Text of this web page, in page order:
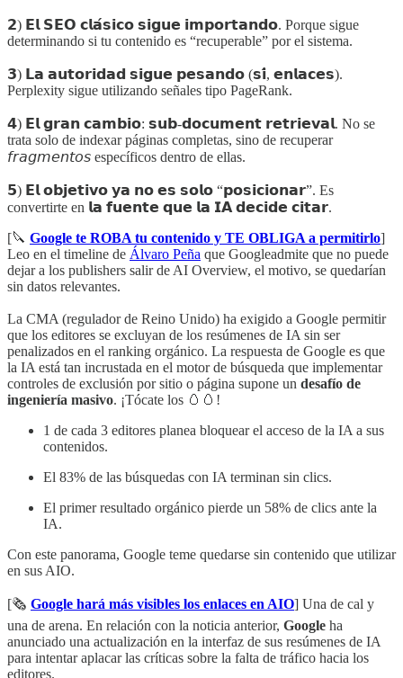
𝟮) 𝗘𝗹 𝗦𝗘𝗢 𝗰𝗹𝗮́𝘀𝗶𝗰𝗼 𝘀𝗶𝗴𝘂𝗲 𝗶𝗺𝗽𝗼𝗿𝘁𝗮𝗻𝗱𝗼. Porque sigue
determinando si tu contenido es “recuperable” por el sistema.
𝟯) 𝗟𝗮 𝗮𝘂𝘁𝗼𝗿𝗶𝗱𝗮𝗱 𝘀𝗶𝗴𝘂𝗲 𝗽𝗲𝘀𝗮𝗻𝗱𝗼 (𝘀𝗶́, 𝗲𝗻𝗹𝗮𝗰𝗲𝘀).
Perplexity sigue utilizando señales tipo PageRank.
𝟰) 𝗘𝗹 𝗴𝗿𝗮𝗻 𝗰𝗮𝗺𝗯𝗶𝗼: 𝘀𝘂𝗯-𝗱𝗼𝗰𝘂𝗺𝗲𝗻𝘁 𝗿𝗲𝘁𝗿𝗶𝗲𝘃𝗮𝗹. No se
trata solo de indexar páginas completas, sino de recuperar
𝘧𝘳𝘢𝘨𝘮𝘦𝘯𝘵𝘰𝘴 específicos dentro de ellas.
𝟱) 𝗘𝗹 𝗼𝗯𝗷𝗲𝘁𝗶𝘃𝗼 𝘆𝗮 𝗻𝗼 𝗲𝘀 𝘀𝗼𝗹𝗼 “𝗽𝗼𝘀𝗶𝗰𝗶𝗼𝗻𝗮𝗿”. Es
convertirte en 𝗹𝗮 𝗳𝘂𝗲𝗻𝘁𝗲 𝗾𝘂𝗲 𝗹𝗮 𝗜𝗔 𝗱𝗲𝗰𝗶𝗱𝗲 𝗰𝗶𝘁𝗮𝗿.
[🔪 Google te ROBA tu contenido y TE OBLIGA a permitirlo]
Leo en el timeline de Álvaro Peña que Googleadmite que no puede
dejar a los publishers salir de AI Overview, el motivo, se quedarían
sin datos relevantes.
La CMA (regulador de Reino Unido) ha exigido a Google permitir
que los editores se excluyan de los resúmenes de IA sin ser
penalizados en el ranking orgánico. La respuesta de Google es que
la IA está tan incrustada en el motor de búsqueda que implementar
controles de exclusión por sitio o página supone un desafío de
ingeniería masivo. ¡Tócate los 🥚🥚!
1 de cada 3 editores planea bloquear el acceso de la IA a sus
contenidos.
El 83% de las búsquedas con IA terminan sin clics.
El primer resultado orgánico pierde un 58% de clics ante la
IA.
Con este panorama, Google teme quedarse sin contenido que utilizar
en sus AIO.
[🗞️ Google hará más visibles los enlaces en AIO] Una de cal y
una de arena. En relación con la noticia anterior, Google ha
anunciado una actualización en la interfaz de sus resúmenes de IA
para intentar aplacar las críticas sobre la falta de tráfico hacia los
editores.